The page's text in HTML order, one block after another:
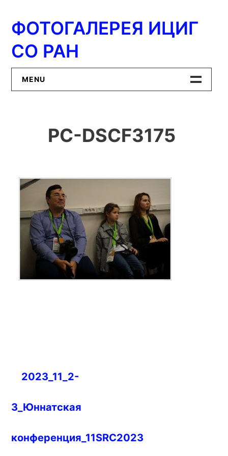
содержимому
ФОТОГАЛЕРЕЯ ИЦИГ
СО РАН
MENU
ИЦиГ СО РАН
PC-DSCF3175
Навигация
записям
2023_11_2-
3_Юннатская
конференция_11SRC2023